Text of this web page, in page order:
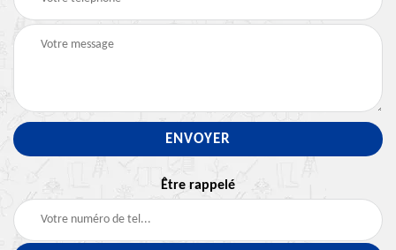
Être rappelé